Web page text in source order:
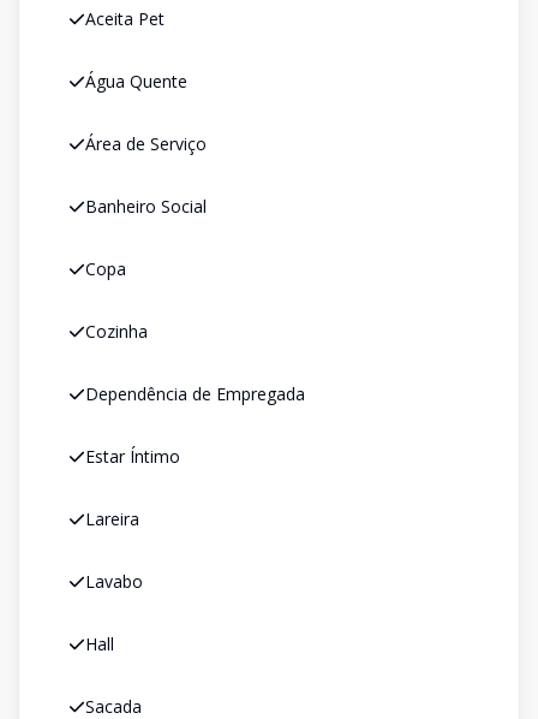
Aceita Pet
Água Quente
Área de Serviço
Banheiro Social
Copa
Cozinha
Dependência de Empregada
Estar Íntimo
Lareira
Lavabo
Hall
Sacada